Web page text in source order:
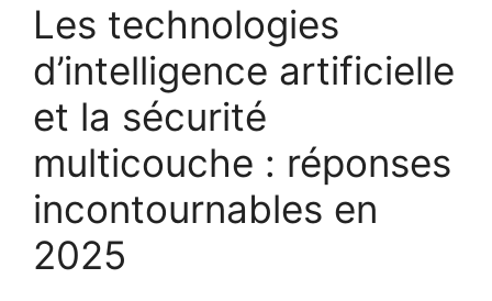
Les technologies
d’intelligence artificielle
et la sécurité
multicouche : réponses
incontournables en
2025